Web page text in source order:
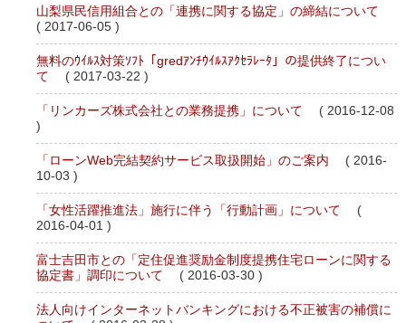
山梨県民信用組合との「連携に関する協定」の締結について
( 2017-06-05 )
無料のｳｲﾙｽ対策ｿﾌﾄ「gredｱﾝﾁｳｲﾙｽｱｸｾﾗﾚｰﾀ」の提供終了につい
て
( 2017-03-22 )
「リンカーズ株式会社との業務提携」について
( 2016-12-08
)
「ローンWeb完結契約サービス取扱開始」のご案内
( 2016-
10-03 )
「女性活躍推進法」施行に伴う「行動計画」について
(
2016-04-01 )
富士吉田市との「定住促進奨励金制度提携住宅ローンに関する
協定書」調印について
( 2016-03-30 )
法人向けインターネットバンキングにおける不正被害の補償に